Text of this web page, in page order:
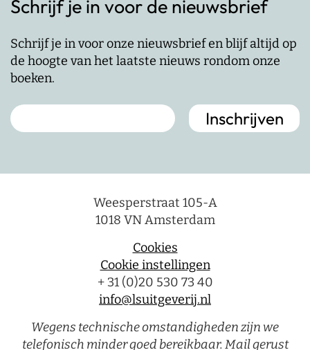
Schrijf je in voor de nieuwsbrief
Schrijf je in voor onze nieuwsbrief en blijf altijd op
de hoogte van het laatste nieuws rondom onze
boeken.
Weesperstraat 105-A
1018 VN Amsterdam
Cookies
Cookie instellingen
+ 31 (0)20 530 73 40
info@lsuitgeverij.nl
Wegens technische omstandigheden zijn we
telefonisch minder goed bereikbaar. Mail gerust